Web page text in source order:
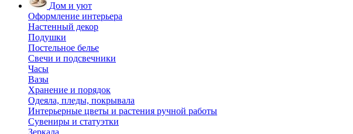
Дом и уют
Оформление интерьера
Настенный декор
Подушки
Постельное белье
Свечи и подсвечники
Часы
Вазы
Хранение и порядок
Одеяла, пледы, покрывала
Интерьерные цветы и растения ручной работы
Сувениры и статуэтки
Зеркала